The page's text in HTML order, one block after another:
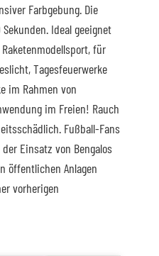
Farbgebung. Die
Ideal geeignet
für
Tagesfeuerwerke
im Rahmen von
im Freien! Rauch
Fußball-Fans
Einsatz von Bengalos
öffentlichen Anlagen
vorherigen